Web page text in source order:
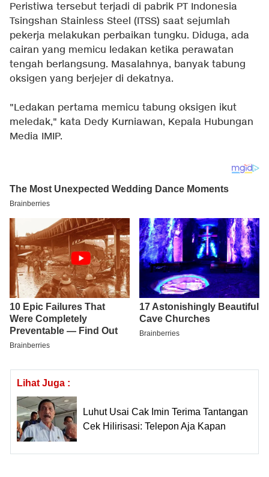
Peristiwa tersebut terjadi di pabrik PT Indonesia
Tsingshan Stainless Steel (ITSS) saat sejumlah
pekerja melakukan perbaikan tungku. Diduga, ada
cairan yang memicu ledakan ketika perawatan
tengah berlangsung. Masalahnya, banyak tabung
oksigen yang berjejer di dekatnya.
"Ledakan pertama memicu tabung oksigen ikut
meledak," kata Dedy Kurniawan, Kepala Hubungan
Media IMIP.
Lihat Juga :
Luhut Usai Cak Imin Terima Tantangan
Cek Hilirisasi: Telepon Aja Kapan